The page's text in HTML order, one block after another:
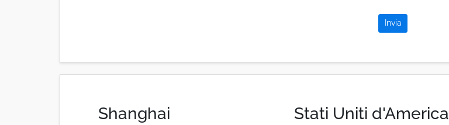
Invia
Shanghai Stati Uniti d'America